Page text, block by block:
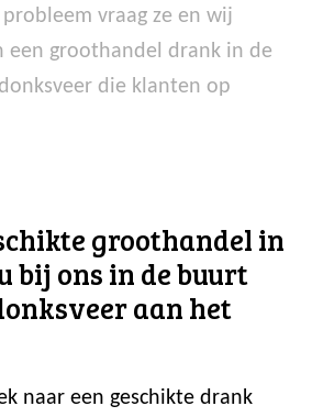
vraag ze en wij
een groothandel drank in de
die klanten op
groothandel in
bij ons in de buurt
aan het
naar een geschikte drank